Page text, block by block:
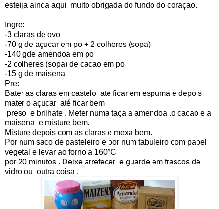
esteija ainda aqui muito obrigada do fundo do coraçao.
Ingre:
-3 claras de ovo
-70 g de açucar em po + 2 colheres (sopa)
-140 gde amendoa em po
-2 colheres (sopa) de cacao em po
-15 g de maisena
Pre:
Bater as claras em castelo até ficar em espuma e depois
mater o açucar até ficar bem
preso e brilhate . Meter numa taça a amendoa ,o cacao e a
maisena e misture bem.
Misture depois com as claras e mexa bem.
Por num saco de pasteleiro e por num tabuleiro com papel
vegetal e levar ao forno a 160°C
por 20 minutos . Deixe arrefecer e guarde em frascos de
vidro ou outra coisa .